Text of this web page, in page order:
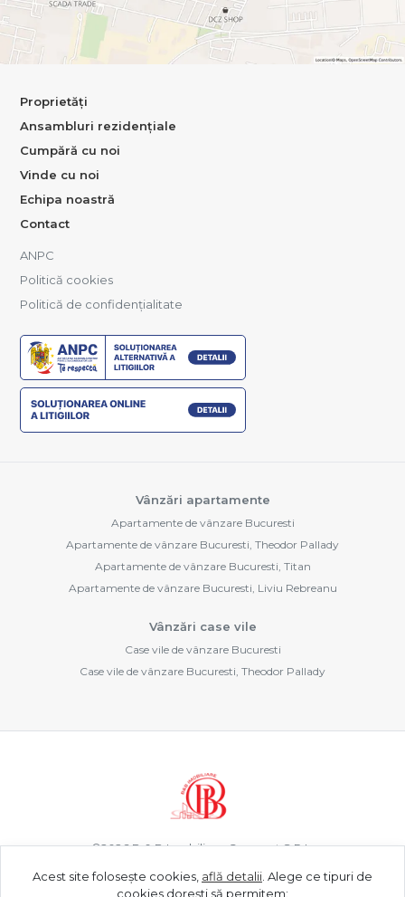
Proprietăți
Ansambluri rezidențiale
Cumpără cu noi
Vinde cu noi
Echipa noastră
Contact
ANPC
Politică cookies
Politică de confidențialitate
Vânzări apartamente
Apartamente de vânzare Bucuresti
Apartamente de vânzare Bucuresti, Theodor Pallady
Apartamente de vânzare Bucuresti, Titan
Apartamente de vânzare Bucuresti, Liviu Rebreanu
Vânzări case vile
Case vile de vânzare Bucuresti
Case vile de vânzare Bucuresti, Theodor Pallady
©2026B & B Imobiliare Concept S.R.L.
Acest site folosește cookies, află detalii Alege ce tipuri de
cookies dorești să permitem: